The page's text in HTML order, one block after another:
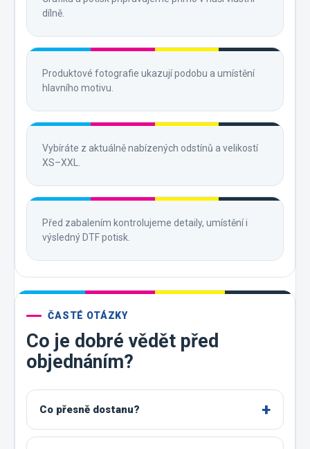
dílně.
Produktové fotografie ukazují podobu a umístění
hlavního motivu.
Vybíráte z aktuálně nabízených odstínů a velikostí
XS–XXL.
Před zabalením kontrolujeme detaily, umístění i
výsledný DTF potisk.
ČASTÉ OTÁZKY
Co je dobré vědět před
objednáním?
Co přesně dostanu?